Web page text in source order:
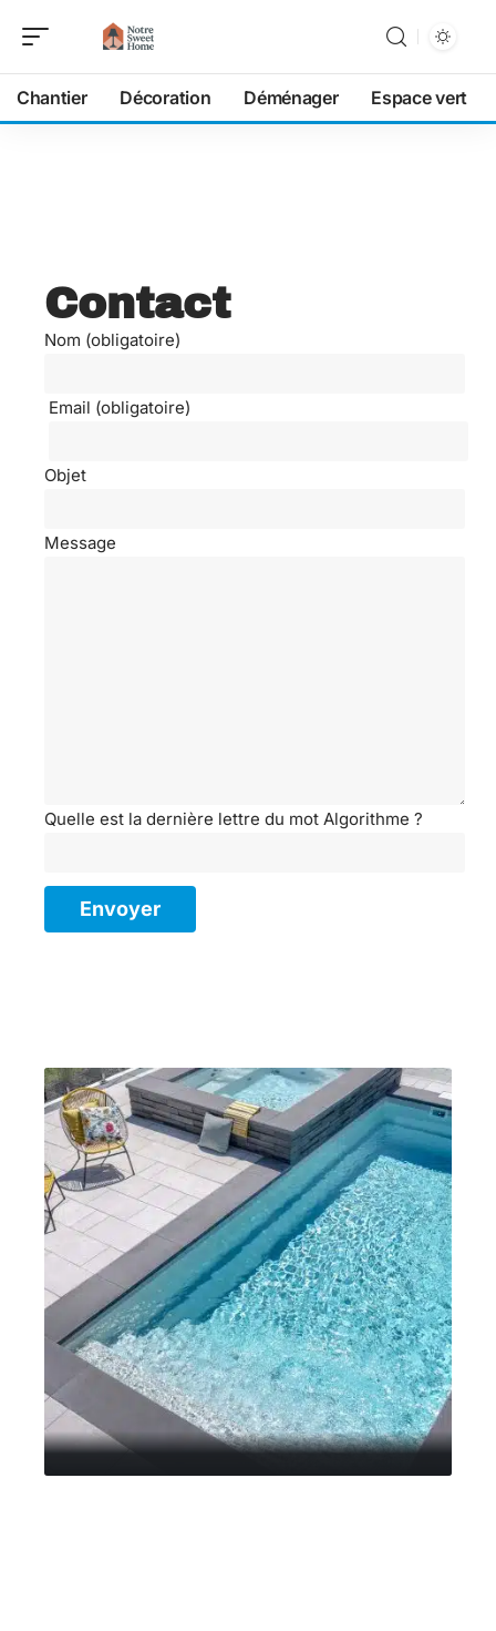
Chantier Décoration Déménager Espace vert
Contact
Nom (obligatoire)
Email (obligatoire)
Objet
Message
Quelle est la dernière lettre du mot Algorithme ?